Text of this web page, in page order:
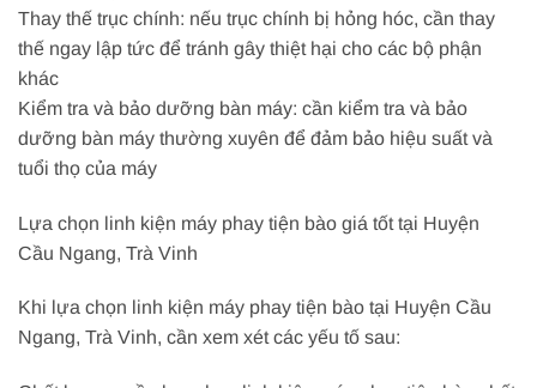
Thay thế trục chính: nếu trục chính bị hỏng hóc, cần thay
thế ngay lập tức để tránh gây thiệt hại cho các bộ phận
khác
Kiểm tra và bảo dưỡng bàn máy: cần kiểm tra và bảo
dưỡng bàn máy thường xuyên để đảm bảo hiệu suất và
tuổi thọ của máy
Lựa chọn linh kiện máy phay tiện bào giá tốt tại Huyện
Cầu Ngang, Trà Vinh
Khi lựa chọn linh kiện máy phay tiện bào tại Huyện Cầu
Ngang, Trà Vinh, cần xem xét các yếu tố sau: